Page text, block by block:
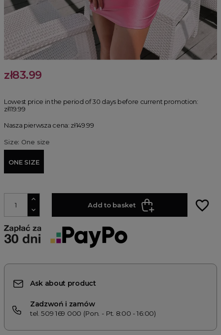
zł83.99
Lowest price in the period of 30 days before current promotion:
zł119.99
Nasza pierwsza cena: zł149.99
Size: One size
ONE SIZE
Add to basket favorite_border
Ask about product
Zadzwoń i zamów
tel. 509 169 000 (Pon. - Pt. 8:00 - 16:00)